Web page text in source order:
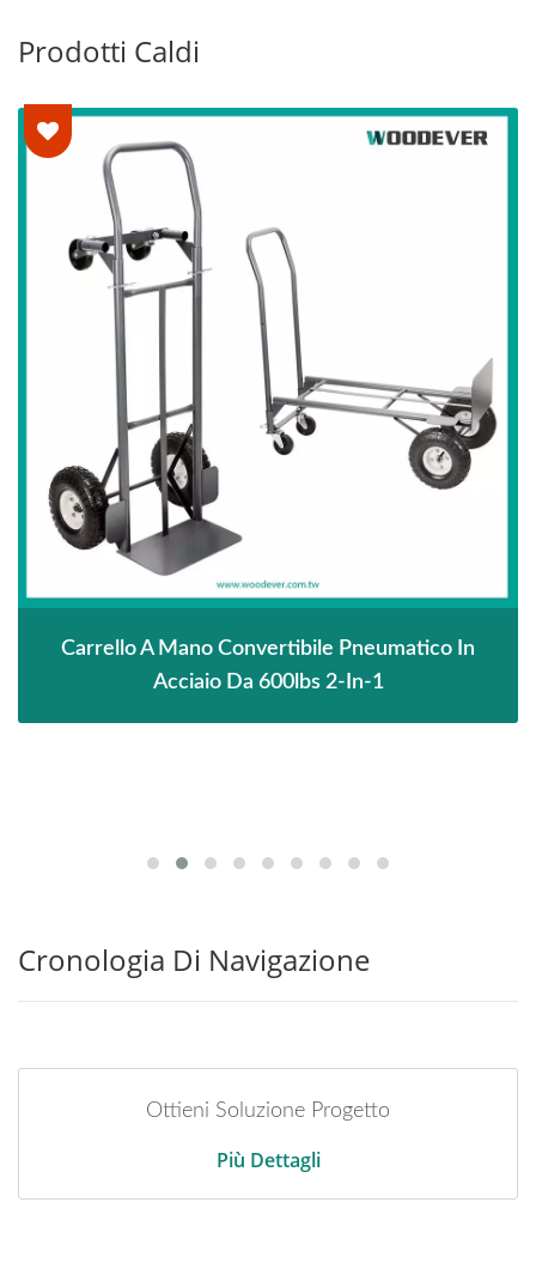
Prodotti Caldi
Carrello A Mano Convertibile Pneumatico In
Acciaio Da 600lbs 2-In-1
Cronologia Di Navigazione
Ottieni Soluzione Progetto
Più Dettagli